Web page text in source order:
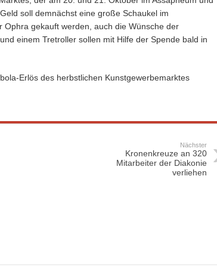
soll demnächst eine große Schaukel im
gekauft werden, auch die Wünsche der
einem Tretroller sollen mit Hilfe der Spende bald in
Erlös des herbstlichen Kunstgewerbemarktes
Nächster
Kronenkreuze an 320
Mitarbeiter der Diakonie
verliehen